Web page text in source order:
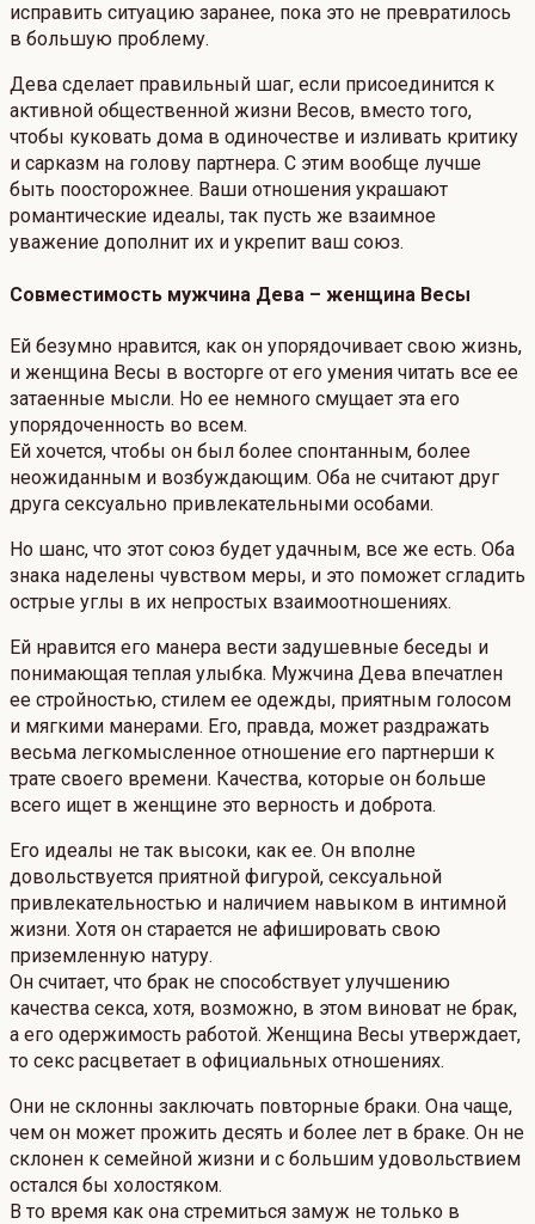
исправить ситуацию заранее, пока это не превратилось
в большую проблему.
Дева сделает правильный шаг, если присоединится к
активной общественной жизни Весов, вместо того,
чтобы куковать дома в одиночестве и изливать критику
и сарказм на голову партнера. С этим вообще лучше
быть поосторожнее. Ваши отношения украшают
романтические идеалы, так пусть же взаимное
уважение дополнит их и укрепит ваш союз.
Совместимость мужчина Дева – женщина Весы
Ей безумно нравится, как он упорядочивает свою жизнь,
и женщина Весы в восторге от его умения читать все ее
затаенные мысли. Но ее немного смущает эта его
упорядоченность во всем.
Ей хочется, чтобы он был более спонтанным, более
неожиданным и возбуждающим. Оба не считают друг
друга сексуально привлекательными особами.
Но шанс, что этот союз будет удачным, все же есть. Оба
знака наделены чувством меры, и это поможет сгладить
острые углы в их непростых взаимоотношениях.
Ей нравится его манера вести задушевные беседы и
понимающая теплая улыбка. Мужчина Дева впечатлен
ее стройностью, стилем ее одежды, приятным голосом
и мягкими манерами. Его, правда, может раздражать
весьма легкомысленное отношение его партнерши к
трате своего времени. Качества, которые он больше
всего ищет в женщине это верность и доброта.
Его идеалы не так высоки, как ее. Он вполне
довольствуется приятной фигурой, сексуальной
привлекательностью и наличием навыком в интимной
жизни. Хотя он старается не афишировать свою
приземленную натуру.
Он считает, что брак не способствует улучшению
качества секса, хотя, возможно, в этом виноват не брак,
а его одержимость работой. Женщина Весы утверждает,
то секс расцветает в официальных отношениях.
Они не склонны заключать повторные браки. Она чаще,
чем он может прожить десять и более лет в браке. Он не
склонен к семейной жизни и с большим удовольствием
остался бы холостяком.
В то время как она стремиться замуж не только в